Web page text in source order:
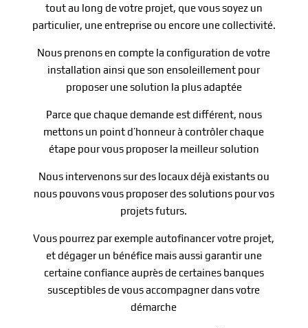
tout au long de votre projet, que vous soyez un
particulier, une entreprise ou encore une collectivité.
Nous prenons en compte la configuration de votre
installation ainsi que son ensoleillement pour
proposer une solution la plus adaptée
Parce que chaque demande est différent, nous
mettons un point d’honneur à contrôler chaque
étape pour vous proposer la meilleur solution
Nous intervenons sur des locaux déjà existants ou
nous pouvons vous proposer des solutions pour vos
projets futurs.
Vous pourrez par exemple autofinancer votre projet,
et dégager un bénéfice mais aussi garantir une
certaine confiance auprès de certaines banques
susceptibles de vous accompagner dans votre
démarche